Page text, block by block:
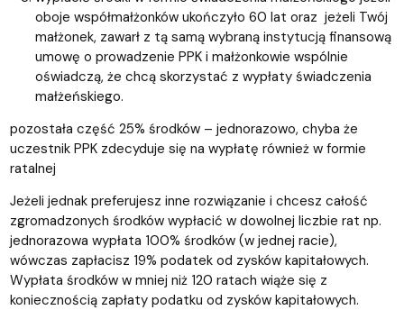
oboje współmałżonków ukończyło 60 lat oraz jeżeli Twój
małżonek, zawarł z tą samą wybraną instytucją finansową
umowę o prowadzenie PPK i małżonkowie wspólnie
oświadczą, że chcą skorzystać z wypłaty świadczenia
małżeńskiego.
pozostała część 25% środków – jednorazowo, chyba że
uczestnik PPK zdecyduje się na wypłatę również w formie
ratalnej
Jeżeli jednak preferujesz inne rozwiązanie i chcesz całość
zgromadzonych środków wypłacić w dowolnej liczbie rat np.
jednorazowa wypłata 100% środków (w jednej racie),
wówczas zapłacisz 19% podatek od zysków kapitałowych.
Wypłata środków w mniej niż 120 ratach wiąże się z
koniecznością zapłaty podatku od zysków kapitałowych.